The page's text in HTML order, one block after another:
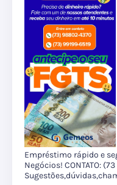
Empréstimo rápido e
Negócios! CONTATO: